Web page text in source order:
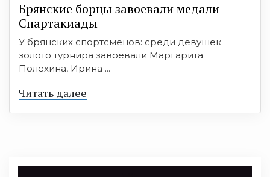
Брянские борцы завоевали медали
Спартакиады
У брянских спортсменов: среди девушек
золото турнира завоевали Маргарита
Полехина, Ирина ...
Читать далее